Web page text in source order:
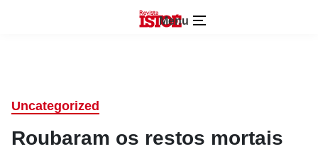
Menu
Uncategorized
Roubaram os restos mortais